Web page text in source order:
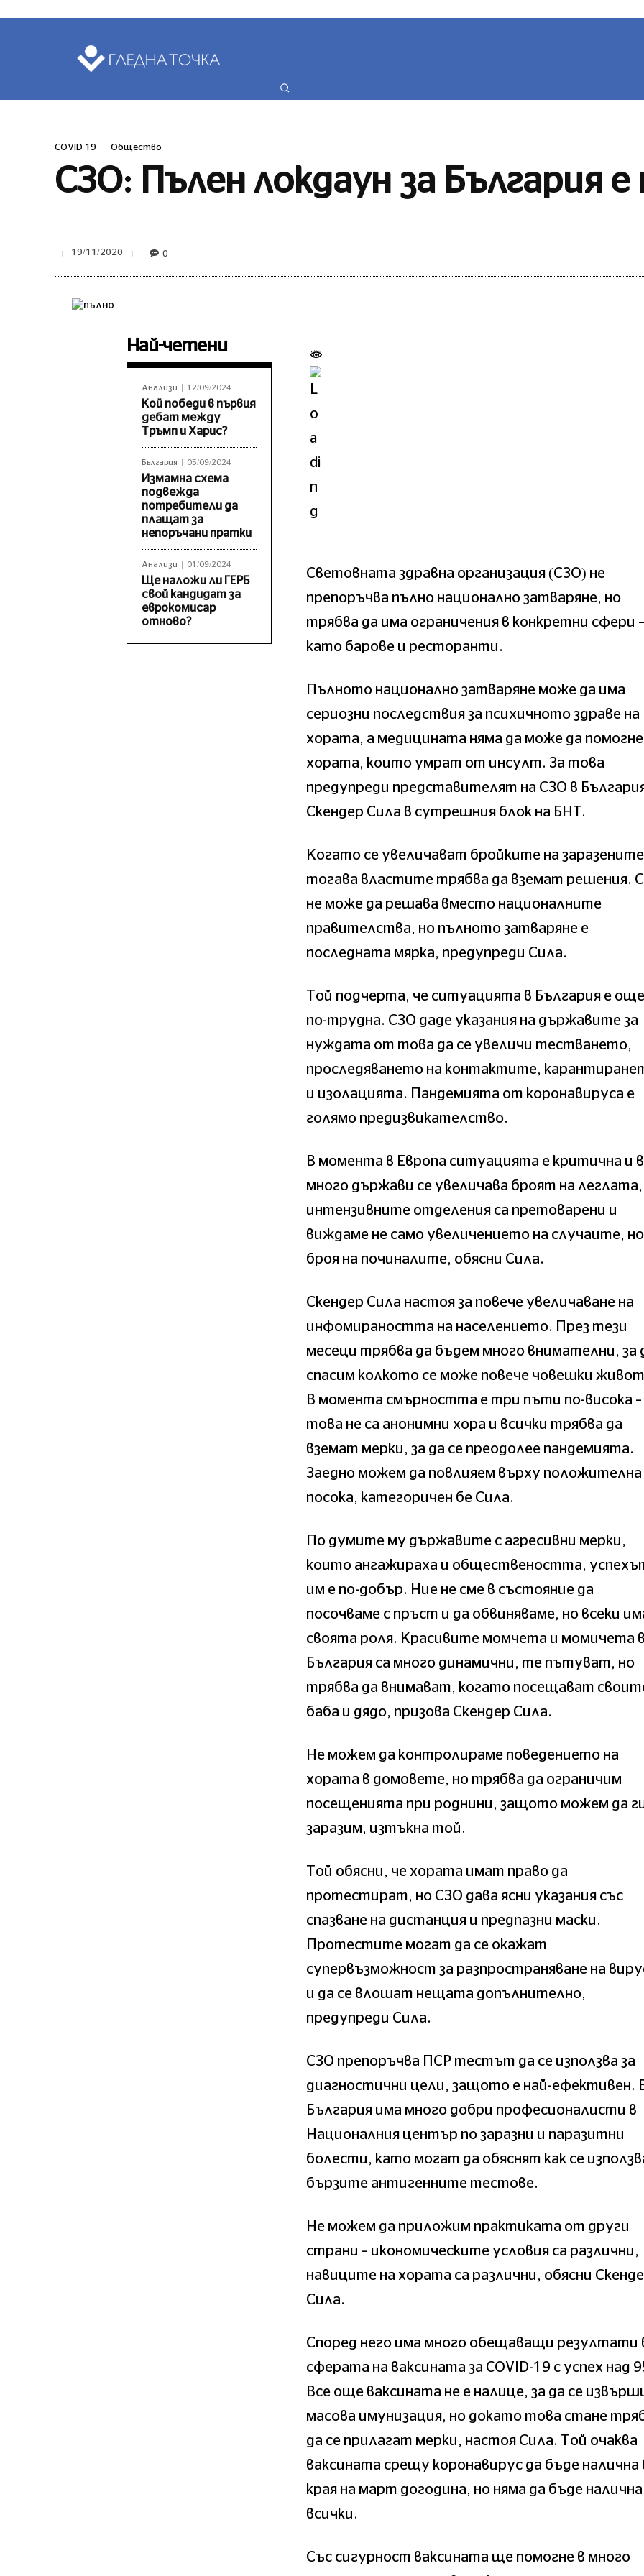
COVID 19 Общество
СЗО: Пълен локдаун за България е
19/11/2020 0
Най-четени
Анализи 12/09/2024
Кой победи в първия
дебат между
Тръмп и Харис?
България 05/09/2024
Измамна схема
подвежда
потребители да
плащат за
непоръчани пратки
Анализи 01/09/2024
Ще наложи ли ГЕРБ
свой кандидат за
еврокомисар
отново?
Световната здравна организация (СЗО) не
препоръчва пълно национално затваряне, но
трябва да има ограничения в конкретни сфери –
като барове и ресторанти.
Пълното национално затваряне може да има
сериозни последствия за психичното здраве на
хората, а медицината няма да може да помогне
хората, които умрат от инсулт. За това
предупреди представителят на СЗО в
Скендер Сила в сутрешния блок на БНТ.
Когато се увеличават бройките на
тогава властите трябва да вземат решения.
не може да решава вместо националните
правителства, но пълното затваряне е
последната мярка, предупреди Сила.
Той подчерта, че ситуацията в България е още
по-трудна. СЗО даде указания на държавите за
нуждата от това да се увеличи тестването,
проследяването на контактите,
и изолацията. Пандемията от коронавируса е
голямо предизвикателство.
В момента в Европа ситуацията е критична и в
много държави се увеличава броят на леглата,
интензивните отделения са претоварени и
виждаме не само увеличението на случаите,
броя на починалите, обясни Сила.
Скендер Сила настоя за повече увеличаване на
инфомираността на населението. През тези
месеци трябва да бъдем много внимателни, за
спасим колкото се може повече човешки
В момента смърността е три пъти по-висока –
това не са анонимни хора и всички трябва да
вземат мерки, за да се преодолее пандемията.
Заедно можем да повлияем върху положителна
посока, категоричен бе Сила.
По думите му държавите с агресивни мерки,
които ангажираха и обществеността,
им е по-добър. Ние не сме в състояние да
посочваме с пръст и да обвиняваме, но всеки
своята роля. Красивите момчета и момичета в
България са много динамични, те пътуват, но
трябва да внимават, когато посещават
баба и дядо, призова Скендер Сила.
Не можем да контролираме поведението на
хората в домовете, но трябва да ограничим
посещенията при роднини, защото можем да
заразим, изтъкна той.
Той обясни, че хората имат право да
протестират, но СЗО дава ясни указания със
спазване на дистанция и предпазни маски.
Протестите могат да се окажат
супервъзможност за разпространяване на
и да се влошат нещата допълнително,
предупреди Сила.
СЗО препоръчва ПСР тестът да се използва за
диагностични цели, защото е най-ефективен.
България има много добри професионалисти в
Националния център по заразни и паразитни
болести, като могат да обяснят как се
бързите антигенните тестове.
Не можем да приложим практиката от други
страни – икономическите условия са различни,
навиците на хората са различни, обясни
Сила.
Според него има много обещаващи резултати
сферата на ваксината за COVID-19 с успех над
Все още ваксината не е налице, за да се
масова имунизация, но докато това стане
да се прилагат мерки, настоя Сила. Той очаква
ваксината срещу коронавирус да бъде налична
края на март догодина, но няма да бъде налична
всички.
Със сигурност ваксината ще помогне в много